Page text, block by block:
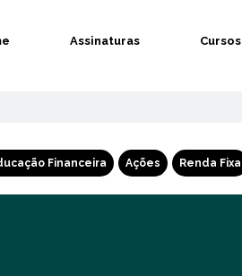
Assinaturas Cursos
Financeira Ações Renda Fixa